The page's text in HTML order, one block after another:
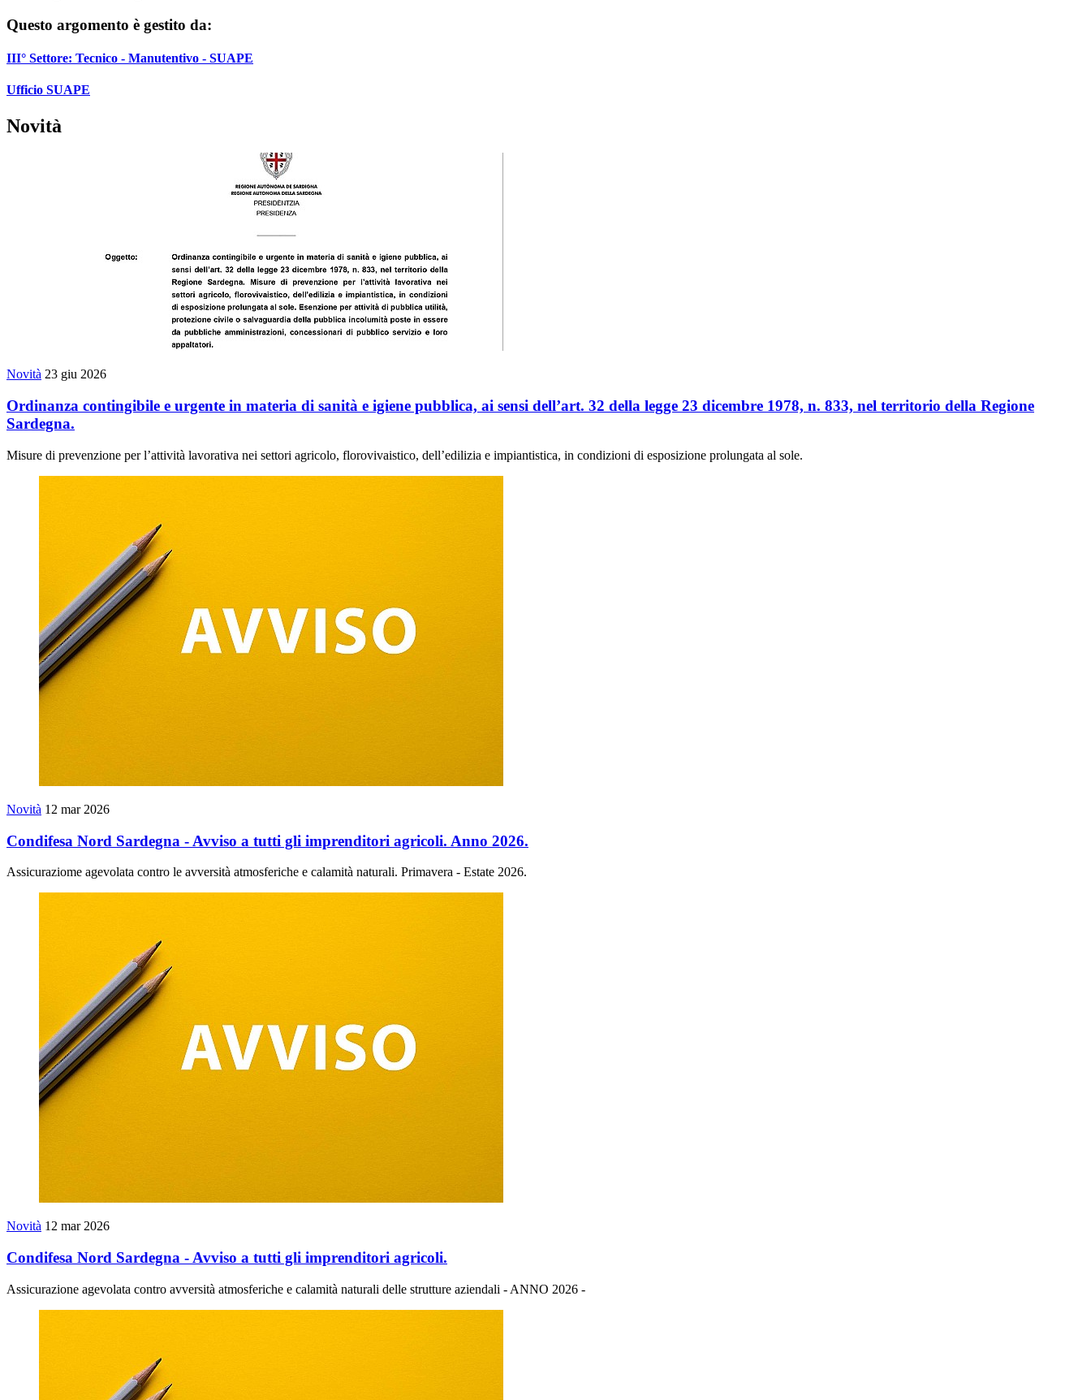
Questo argomento è gestito da:
III° Settore: Tecnico - Manutentivo - SUAPE
Ufficio SUAPE
Novità
Novità 23 giu 2026
Ordinanza contingibile e urgente in materia di sanità e igiene pubblica, ai sensi dell’art. 32 della legge 23 dicembre 1978, n. 833, nel territorio della Regione
Sardegna.
Misure di prevenzione per l’attività lavorativa nei settori agricolo, florovivaistico, dell’edilizia e impiantistica, in condizioni di esposizione prolungata al sole.
Novità 12 mar 2026
Condifesa Nord Sardegna - Avviso a tutti gli imprenditori agricoli. Anno 2026.
Assicuraziome agevolata contro le avversità atmosferiche e calamità naturali. Primavera - Estate 2026.
Novità 12 mar 2026
Condifesa Nord Sardegna - Avviso a tutti gli imprenditori agricoli.
Assicurazione agevolata contro avversità atmosferiche e calamità naturali delle strutture aziendali - ANNO 2026 -